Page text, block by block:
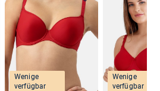
Wenige
verfügbar
Wenige
verfügbar